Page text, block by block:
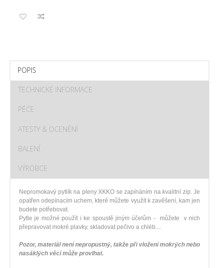
POPIS
TECHNICKÉ INFORMACE
PÉČE
ATESTY & OCENĚNÍ
BALENÍ
VÝROBCE
Nepromokavý pytlík na pleny XKKO se zapínáním na kvalitní zip. Je
opatřen odepínacím uchem, které můžete využít k zavěšení, kam jen
budete potřebovat.
Pytle je možné použít i ke spoustě jiným účelům - můžete v nich
přepravovat mokré plavky, skladovat pečivo a chléb....
Pozor, materiál není nepropustný, takže při vložení mokrých nebo
nasáklých věcí může provlhat.